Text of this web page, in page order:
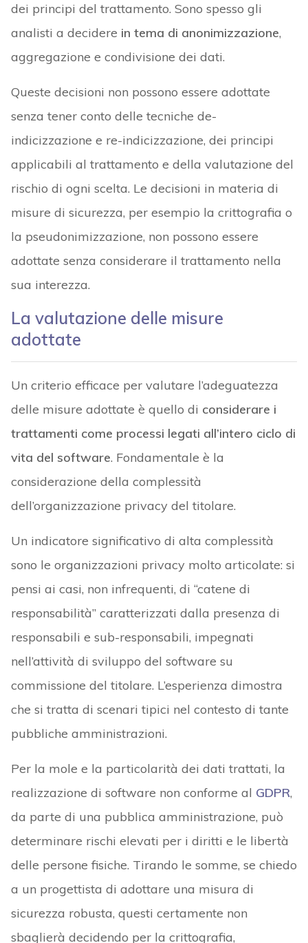
dei principi del trattamento. Sono spesso gli
analisti a decidere in tema di anonimizzazione,
aggregazione e condivisione dei dati.
Queste decisioni non possono essere adottate
senza tener conto delle tecniche de-
indicizzazione e re-indicizzazione, dei principi
applicabili al trattamento e della valutazione del
rischio di ogni scelta. Le decisioni in materia di
misure di sicurezza, per esempio la crittografia o
la pseudonimizzazione, non possono essere
adottate senza considerare il trattamento nella
sua interezza.
La valutazione delle misure
adottate
Un criterio efficace per valutare l’adeguatezza
delle misure adottate è quello di considerare i
trattamenti come processi legati all’intero ciclo di
vita del software. Fondamentale è la
considerazione della complessità
dell’organizzazione privacy del titolare.
Un indicatore significativo di alta complessità
sono le organizzazioni privacy molto articolate: si
pensi ai casi, non infrequenti, di “catene di
responsabilità” caratterizzati dalla presenza di
responsabili e sub-responsabili, impegnati
nell’attività di sviluppo del software su
commissione del titolare. L’esperienza dimostra
che si tratta di scenari tipici nel contesto di tante
pubbliche amministrazioni.
Per la mole e la particolarità dei dati trattati, la
realizzazione di software non conforme al GDPR,
da parte di una pubblica amministrazione, può
determinare rischi elevati per i diritti e le libertà
delle persone fisiche. Tirando le somme, se chiedo
a un progettista di adottare una misura di
sicurezza robusta, questi certamente non
sbaglierà decidendo per la crittografia,